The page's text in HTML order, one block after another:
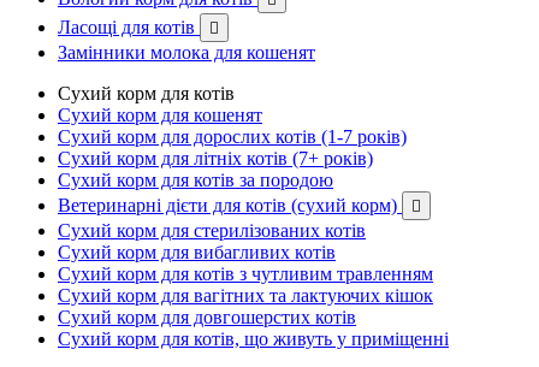
Ласощі для котів 
Замінники молока для кошенят
Сухий корм для котів
Сухий корм для кошенят
Сухий корм для дорослих котів (1-7 років)
Сухий корм для літніх котів (7+ років)
Сухий корм для котів за породою
Ветеринарні дієти для котів (сухий корм)

Сухий корм для стерилізованих котів
Сухий корм для вибагливих котів
Сухий корм для котів з чутливим травленням
Сухий корм для вагітних та лактуючих кішок
Сухий корм для довгошерстих котів
Сухий корм для котів, що живуть у приміщенні